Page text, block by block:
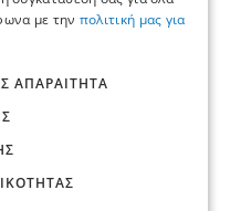
με την πολιτική μας για
ΑΠΑΡΑΙΤΗΤΑ